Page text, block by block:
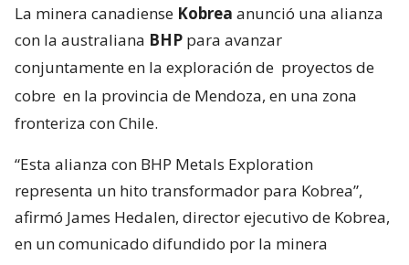
La minera canadiense Kobrea anunció una alianza
con la australiana BHP para avanzar
conjuntamente en la exploración de proyectos de
cobre en la provincia de Mendoza, en una zona
fronteriza con Chile.
“Esta alianza con BHP Metals Exploration
representa un hito transformador para Kobrea”,
afirmó James Hedalen, director ejecutivo de Kobrea,
en un comunicado difundido por la minera